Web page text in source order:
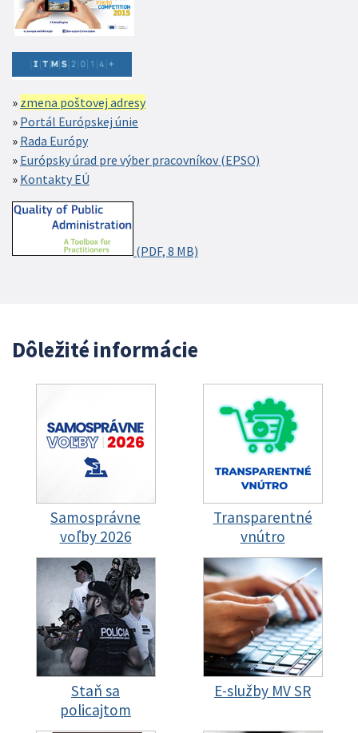
zmena poštovej adresy
Portál Európskej únie
Rada Európy
Európsky úrad pre výber pracovníkov (EPSO)
Kontakty EÚ
(PDF, 8 MB)
Dôležité informácie
Samosprávne
voľby 2026
Transparentné
vnútro
Staň sa
policajtom
E-služby MV SR